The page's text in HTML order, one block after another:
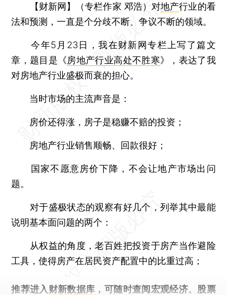
【财新网】（专栏作家 邓浩） 对地产行业的看
法和预测，一直是个分歧不断、争议不断的领域。
今年5月23日，我在财新网专栏上写了篇文
章，题目是《房地产行业高处不胜寒》，表达了我
对房地产行业盛极而衰的担心。
当时市场的主流声音是：
房价还得涨，房子是稳赚不赔的投资；
房地产行业销售顺畅、回款很好；
国家不愿意房价下降，不会让地产市场出问
题。
对于盛极状态的观察有好几个，列举其中最能
说明基本面问题的两个：
从权益的角度，老百姓把投资于房产当作避险
工具，使得房产在居民资产配置中的比重过高；
推荐进入 财新数据库 ，可随时查阅宏观经济、股票